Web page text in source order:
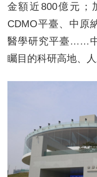
金額近800億元；
CDMO平臺、中原
醫學研究平臺……
矚目的科研高地、